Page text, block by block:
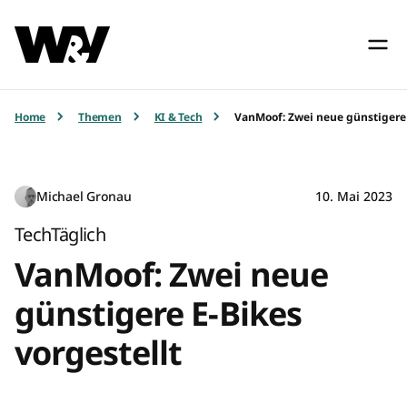
Home Themen KI & Tech VanMoof: Zwei neue
Michael Gronau 10. Mai 2023
TechTäglich
VanMoof: Zwei neue
günstigere E-Bikes
vorgestellt